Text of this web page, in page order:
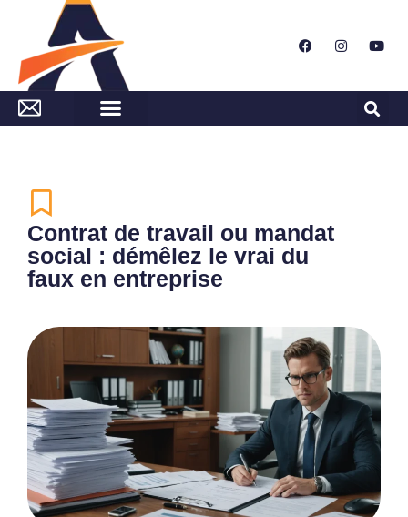
Contrat de travail ou mandat
social : démêlez le vrai du
faux en entreprise